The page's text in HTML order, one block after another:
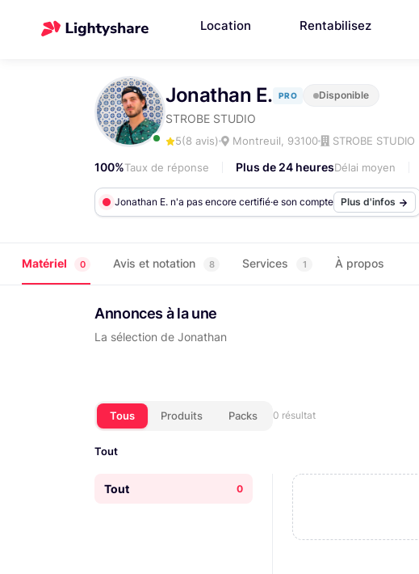
Location Rentabilisez
Jonathan E. PRO Disponible
STROBE STUDIO
5(8 avis) Montreuil, 93100 STROBE STUDIO
100%Taux de réponse Plus de 24 heuresDélai moyen
Jonathan E. n'a pas encore certifié·e son compte Plus d'infos
Matériel 0 Avis et notation 8 Services 1 À propos
Annonces à la une
La sélection de Jonathan
Tous Produits Packs 0 résultat
Tout
Tout 0